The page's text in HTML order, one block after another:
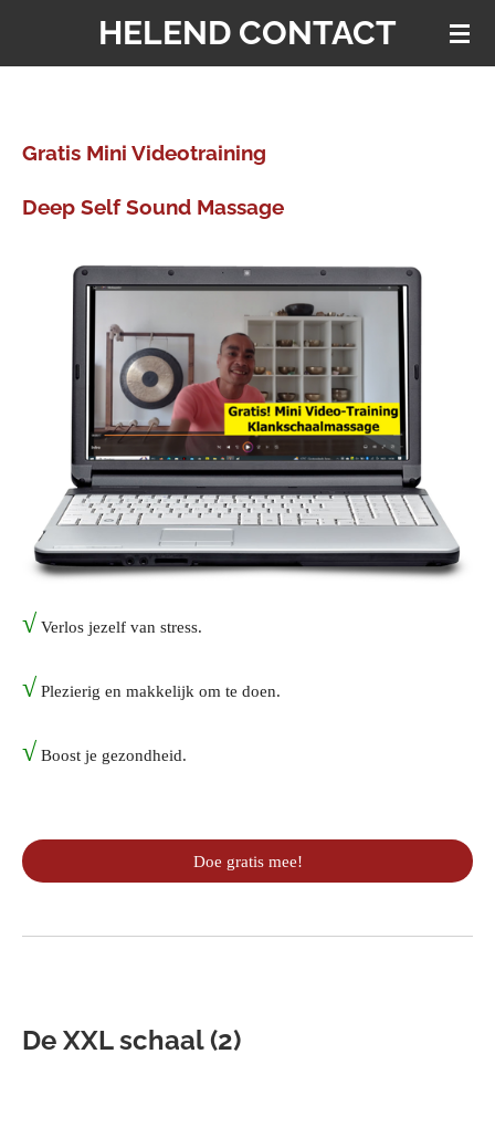
hoofdinhoud
HELEND CONTACT
Gratis Mini Videotraining
Deep Self Sound Massage
√ Verlos jezelf van stress.
√ Plezierig en makkelijk om te doen.
√ Boost je gezondheid.
Doe gratis mee!
De XXL schaal (2)